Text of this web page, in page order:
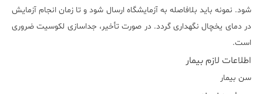
شود. نمونه باید بلافاصله به آزمایشگاه ارسال شود و تا زمان انجام آزمایش
در دمای یخچال نگهداری گردد. در صورت تأخیر، جداسازی لکوسیت ضروری
است.
اطلاعات لازم بیمار
سن بیمار